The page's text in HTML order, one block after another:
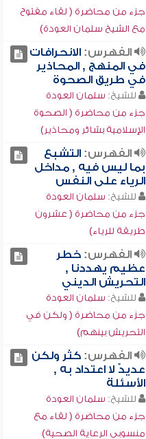
جزء من محاضرة ( لقاء مفتوح
مع الشيخ سلمان العودة)
الفهرس:الانحرافات
في المنهج , المحاذير
في طريق الصحوة
للشيخ: سلمان العودة
جزء من محاضرة ( الصحوة
الإسلامية بشائر ومحاذير)
الفهرس:التشبع
بما ليس فيه , مداخل
الرياء على النفس
للشيخ: سلمان العودة
جزء من محاضرة ( عشرون
طريقة للرياء)
الفهرس:خطر
عظيم يهددنا ,
التحريش الديني
للشيخ: سلمان العودة
جزء من محاضرة ( ولكن في
التحريش بينهم)
الفهرس:كثر ولكن
عديدٌ لا اعتداد به ,
الأسئلة
للشيخ: سلمان العودة
جزء من محاضرة ( لقاء مع
منسوبي الرعاية الصحية)